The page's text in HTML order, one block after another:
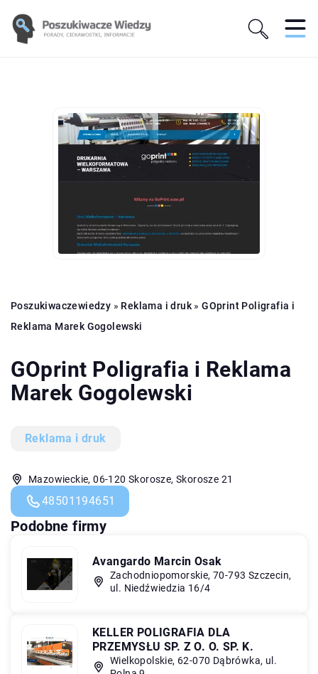
Poszukiwaczewiedzy » Reklama i druk »GOprint Poligrafia i
Reklama Marek Gogolewski
GOprint Poligrafia i Reklama
Marek Gogolewski
Reklama i druk
Mazowieckie, 06-120 Skorosze, Skorosze 21
48501194651
Podobne firmy
Avangardo Marcin Osak
Zachodniopomorskie, 70-793 Szczecin,
ul. Niedźwiedzia 16/4
KELLER POLIGRAFIA DLA
PRZEMYSŁU SP. Z O. O. SP. K.
Wielkopolskie, 62-070 Dąbrówka, ul.